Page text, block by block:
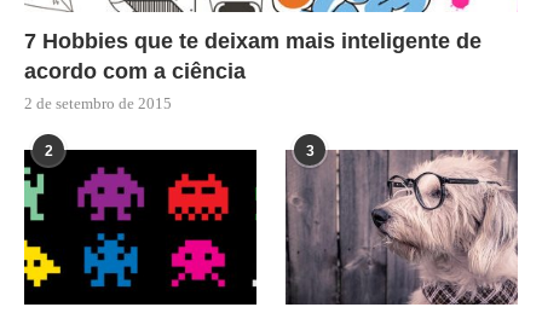
7 Hobbies que te deixam mais inteligente de
acordo com a ciência
2 de setembro de 2015
2 3